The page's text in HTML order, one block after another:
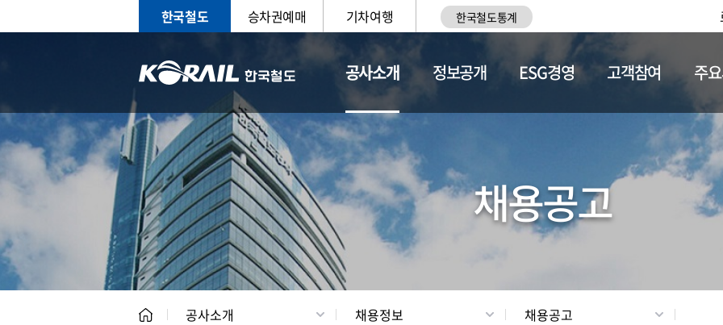
한국철도 승차권예매 기차여행 한국철도통계
공사소개
CEO 일반현황 채용정보
정보공개 ESG경영 고객참여 주
채용공고
공사소개 채용정보 채용공고